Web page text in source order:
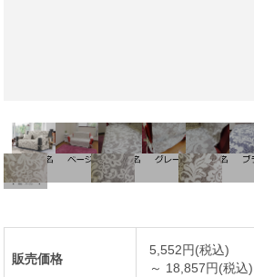
販売価格
5,552円(税込)
～ 18,857円(税込)